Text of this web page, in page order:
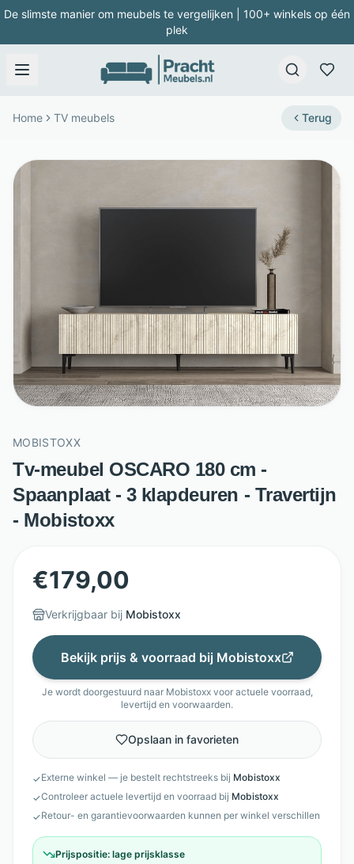
De slimste manier om meubels te vergelijken | 100+ winkels op één
plek
Home TV meubels Terug
MOBISTOXX
Tv-meubel OSCARO 180 cm -
Spaanplaat - 3 klapdeuren - Travertijn
- Mobistoxx
€179,00
Verkrijgbaar bij Mobistoxx
Bekijk prijs & voorraad bij Mobistoxx
Je wordt doorgestuurd naar Mobistoxxvoor actuele voorraad,
levertijd en voorwaarden.
Opslaan in favorieten
✓Externe winkel — je bestelt rechtstreeks bij Mobistoxx
✓Controleer actuele levertijd en voorraad bij Mobistoxx
✓Retour- en garantievoorwaarden kunnen per winkel verschillen
Prijspositie: lage prijsklasse